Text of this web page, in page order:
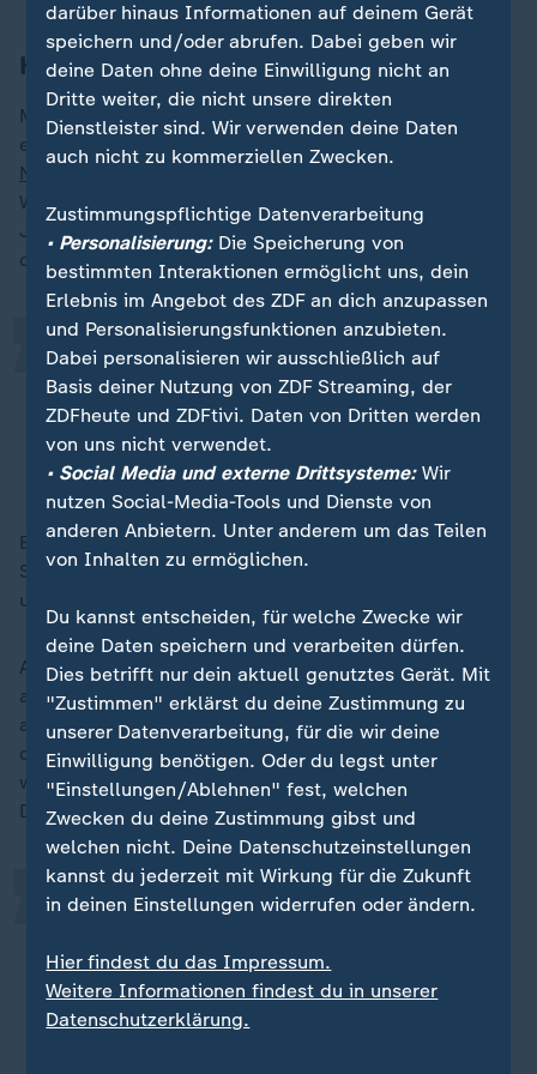
Historischer Vergleich zu NS-Zeit
Mit dem Namen des Programms zieht die Initiative
einen historischen Vergleich: Deutschland habe im
Nationalsozialismus
Wissenschaftler verloren. Und das habe Deutschland
Jahrzehnte danach noch geschadet. Nun könnte sich
die Situation umkehren:
Der Fluss, der damals von
Deutschland nach Amerika ging,
[kann] auch umgedreht werden.
„
Cornelia Woll
Es sei ein Vorteil, sagen zu können, "wir können
Stabilität liefern und wir können die Bedingungen für
unabhängige und freie Forschung bieten", so Woll.
Aber nicht nur Deutschland wirbt um US-Forscher -
auchFrankreich und andere europäische Länder sind
aktiv. "Es ist eine Frage des politischen Willens und
der Größe der Programme, die jetzt geschaffen
werden", antwortet Woll auf die Frage, was
Deutschland den Wissenschaftlern bieten könne.
Der Wettbewerb zwischen den
Wissenschaftler etwas zu bieten
haben – und dass wir bemüht sind,
„
darüber hinaus Informationen auf deinem Gerät
speichern und/oder abrufen. Dabei geben wir
deine Daten ohne deine Einwilligung nicht an
Dritte weiter, die nicht unsere direkten
Dienstleister sind. Wir verwenden deine Daten
auch nicht zu kommerziellen Zwecken.
Zustimmungspflichtige Datenverarbeitung
• Personalisierung:Die Speicherung von
bestimmten Interaktionen ermöglicht uns, dein
Erlebnis im Angebot des ZDF an dich anzupassen
und Personalisierungsfunktionen anzubieten.
Dabei personalisieren wir ausschließlich auf
Basis deiner Nutzung von ZDF Streaming, der
ZDFheute und ZDFtivi. Daten von Dritten werden
von uns nicht verwendet.
• Social Media und externe Drittsysteme:Wir
nutzen Social-Media-Tools und Dienste von
anderen Anbietern. Unter anderem um das Teilen
von Inhalten zu ermöglichen.
Du kannst entscheiden, für welche Zwecke wir
deine Daten speichern und verarbeiten dürfen.
Dies betrifft nur dein aktuell genutztes Gerät. Mit
"Zustimmen" erklärst du deine Zustimmung zu
unserer Datenverarbeitung, für die wir deine
Einwilligung benötigen. Oder du legst unter
"Einstellungen/Ablehnen" fest, welchen
Zwecken du deine Zustimmung gibst und
welchen nicht. Deine Datenschutzeinstellungen
kannst du jederzeit mit Wirkung für die Zukunft
in deinen Einstellungen widerrufen oder ändern.
Hier findest du das Impressum.
Weitere Informationen findest du in unserer
Datenschutzerklärung.